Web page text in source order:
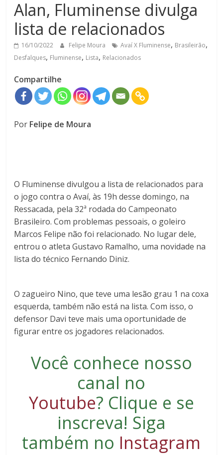
Alan, Fluminense divulga
lista de relacionados
16/10/2022 Felipe Moura Avaí X Fluminense, Brasileirão,
Desfalques, Fluminense, Lista, Relacionados
Compartilhe
Por Felipe de Moura
O Fluminense divulgou a lista de relacionados para
o jogo contra o Avaí, às 19h desse domingo, na
Ressacada, pela 32ª rodada do Campeonato
Brasileiro. Com problemas pessoais, o goleiro
Marcos Felipe não foi relacionado. No lugar dele,
entrou o atleta Gustavo Ramalho, uma novidade na
lista do técnico Fernando Diniz.
O zagueiro Nino, que teve uma lesão grau 1 na coxa
esquerda, também não está na lista. Com isso, o
defensor Davi teve mais uma oportunidade de
figurar entre os jogadores relacionados.
Você conhece nosso
canal no
Youtube? Clique e se
inscreva! Siga
também no Instagram